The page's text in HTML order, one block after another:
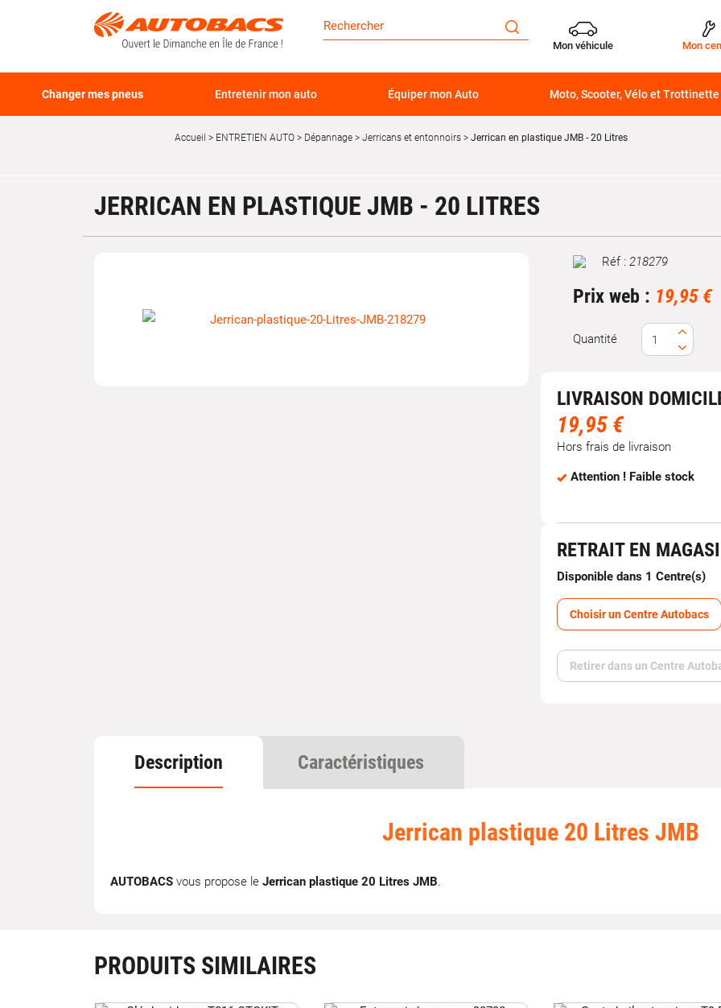
Mon véhicule Mon
Changer mes pneus Entretenir mon auto Équiper mon Auto Moto, Scooter, Vélo et Trottinette
Accueil ENTRETIEN AUTO Dépannage Jerricans et entonnoirs Jerrican en plastique JMB - 20 Litres
JERRICAN EN PLASTIQUE JMB - 20 LITRES
MarqueRéf : 218279
Prix web : 19,95 €
Quantité
LIVRAISON
19,95 €
Hors frais de livraison
Attention ! Faible stock
RETRAIT EN
Disponible dans 1 Centre(s)
Choisir un Centre Autobacs
Retirer dans un Centre
Description Caractéristiques
Jerrican plastique 20 Litres JMB
AUTOBACS vous propose le Jerrican plastique 20 Litres JMB.
PRODUITS SIMILAIRES